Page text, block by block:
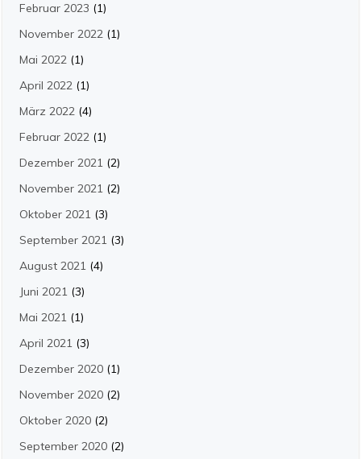
Februar 2023 (1)
November 2022 (1)
Mai 2022 (1)
April 2022 (1)
März 2022 (4)
Februar 2022 (1)
Dezember 2021 (2)
November 2021 (2)
Oktober 2021 (3)
September 2021 (3)
August 2021 (4)
Juni 2021 (3)
Mai 2021 (1)
April 2021 (3)
Dezember 2020 (1)
November 2020 (2)
Oktober 2020 (2)
September 2020 (2)